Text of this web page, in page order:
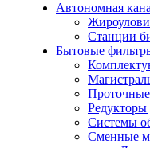
Автономная
Станции
Бытовые
Редукторы
Системы
Сменные